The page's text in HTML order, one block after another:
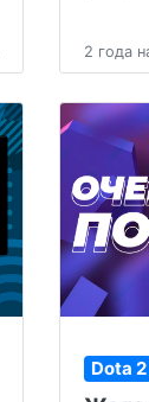
2 года
Dota 2